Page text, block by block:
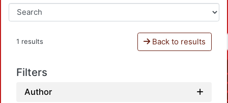
1 results Back to results
Filters
Author